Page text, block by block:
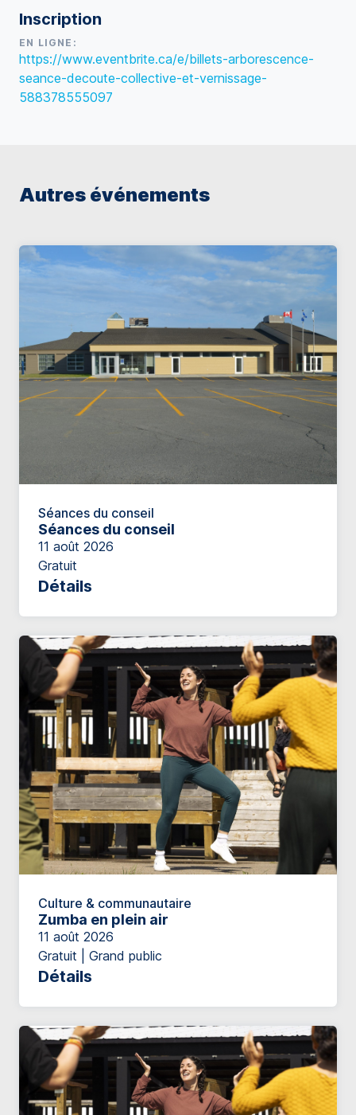
Inscription
EN LIGNE:
https://www.eventbrite.ca/e/billets-arborescence-
seance-decoute-collective-et-vernissage-
588378555097
Autres événements
Séances du conseil
Séances du conseil
11 août 2026
Gratuit
Détails
Culture & communautaire
Zumba en plein air
11 août 2026
Gratuit | Grand public
Détails